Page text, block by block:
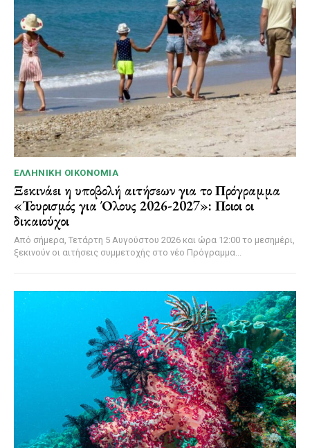
ΕΛΛΗΝΙΚΉ ΟΙΚΟΝΟΜΊΑ
Ξεκινάει η υποβολή αιτήσεων για το Πρόγραμμα
«Τουρισμός για Όλους 2026-2027»: Ποιοι οι
δικαιούχοι
Από σήμερα, Τετάρτη 5 Αυγούστου 2026 και ώρα 12:00 το μεσημέρι,
ξεκινούν οι αιτήσεις συμμετοχής στο νέο Πρόγραμμα...